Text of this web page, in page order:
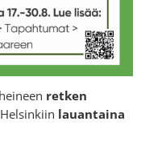
retken
Helsinkiin lauantaina